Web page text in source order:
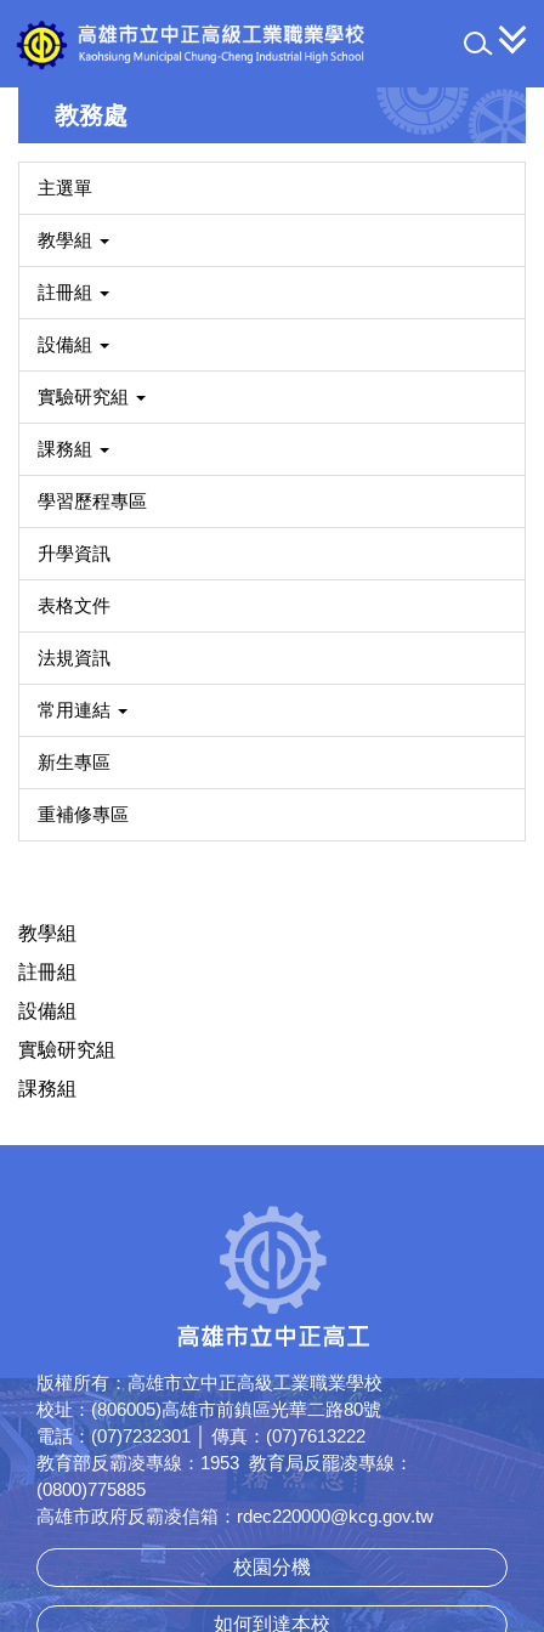
到
主
教務處
主選單
教學組
註冊組
設備組
實驗研究組
課務組
學習歷程專區
升學資訊
表格文件
法規資訊
常用連結
新生專區
重補修專區
教學組
註冊組
設備組
實驗研究組
課務組
版權所有：高雄市立中正高級工業職業學校
校址：(806005)高雄市前鎮區光華二路80號
電話：(07)7232301 │ 傳真：(07)7613222
教育部反霸凌專線：1953 教育局反罷凌專線：
(0800)775885
高雄市政府反霸凌信箱：rdec220000@kcg.gov.tw
校園分機
如何到達本校